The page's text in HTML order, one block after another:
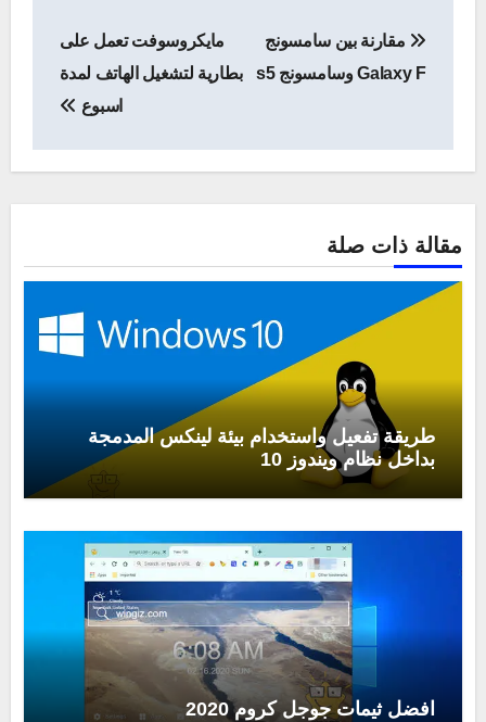
المقالات
مقارنة بين سامسونج
Galaxy F وسامسونج s5
مايكروسوفت تعمل على
بطارية لتشغيل الهاتف لمدة
اسبوع
مقالة ذات صلة
طريقة تفعيل واستخدام بيئة لينكس المدمجة
بداخل نظام ويندوز 10
افضل ثيمات جوجل كروم 2020